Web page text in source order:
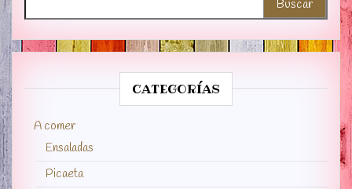
CATEGORÍAS
A comer
Ensaladas
Picaeta